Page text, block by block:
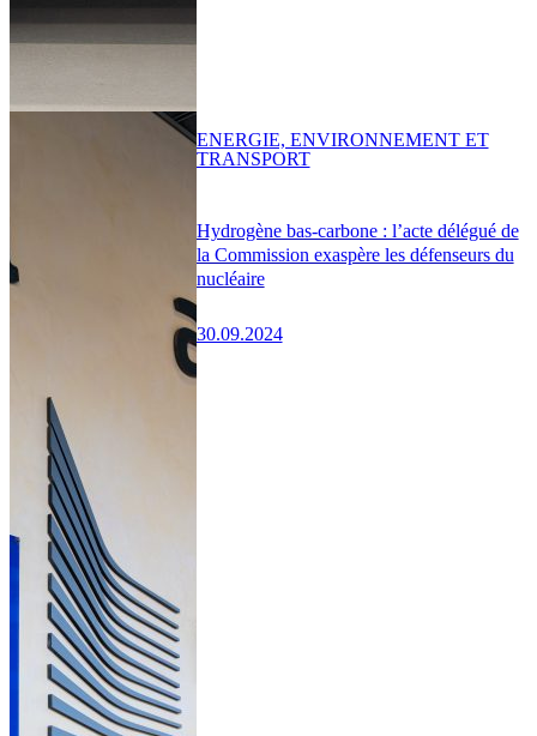
Hydrogène bas-carbone : l’acte délégué de
la Commission exaspère les défenseurs du
nucléaire
30.09.2024
ENERGIE, ENVIRONNEMENT ET
TRANSPORT